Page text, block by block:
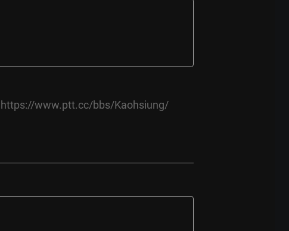
https://www.ptt.cc/bbs/Kaohsiung/